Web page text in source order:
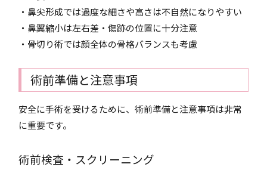
・鼻尖形成では過度な細さや高さは不自然になりやすい
・鼻翼縮小は左右差・傷跡の位置に十分注意
・骨切り術では顔全体の骨格バランスも考慮
術前準備と注意事項
安全に手術を受けるために、術前準備と注意事項は非常
に重要です。
術前検査・スクリーニング